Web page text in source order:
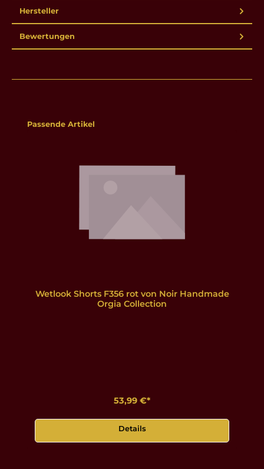
Hersteller
Bewertungen
Produktgalerie überspringen
Passende Artikel
Wetlook Shorts F356 rot von Noir Handmade
Orgia Collection
53,99 €*
Details